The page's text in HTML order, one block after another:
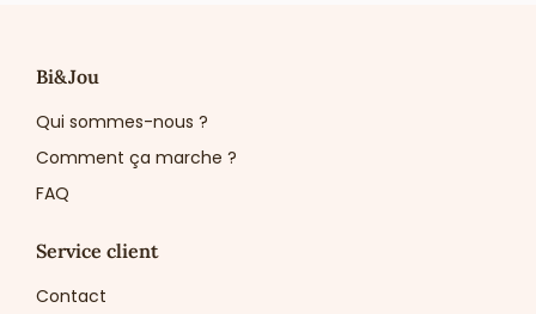
Bi&Jou
Qui sommes-nous ?
Comment ça marche ?
FAQ
Service client
Contact